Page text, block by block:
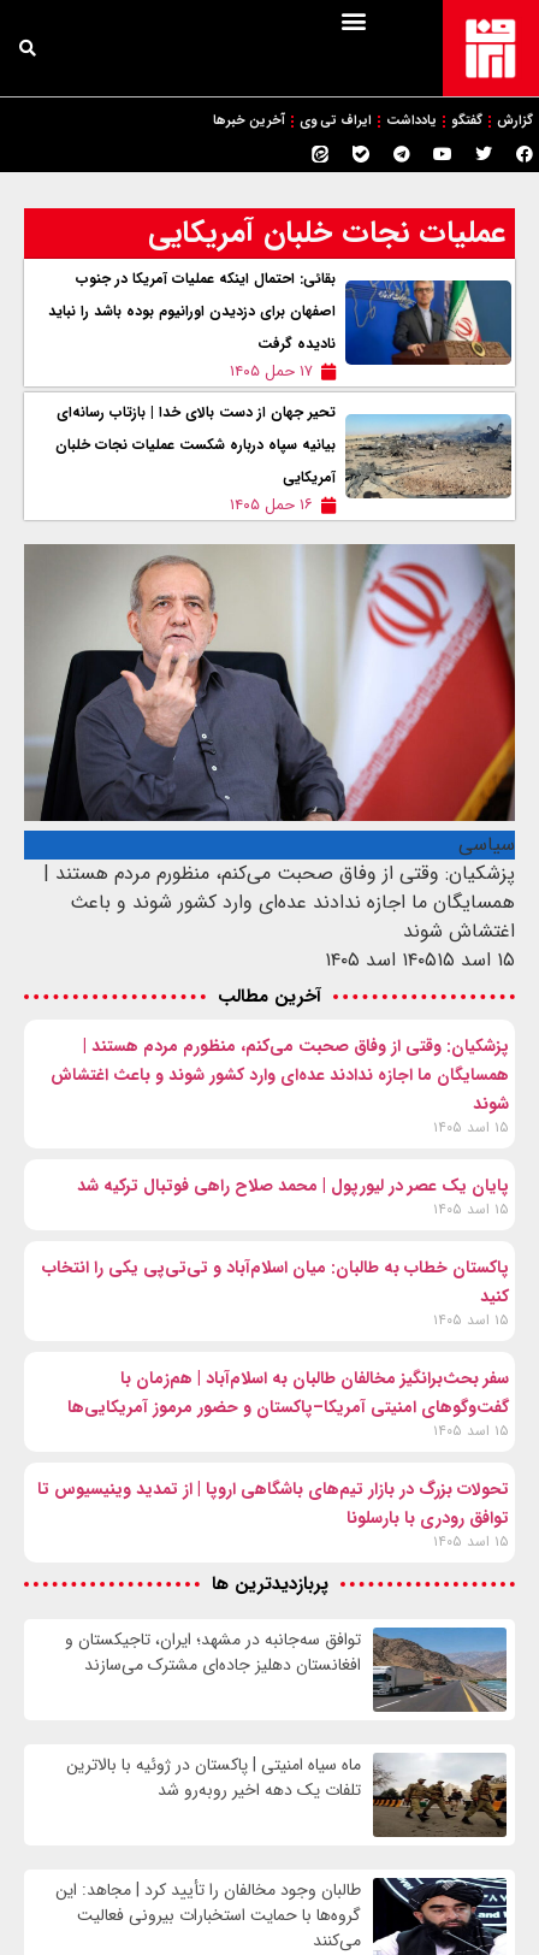
گزارش گفتگو یادداشت ایراف تی وی آخرین خبرها
عملیات نجات خلبان آمریکایی
بقائی: احتمال اینکه عملیات آمریکا در جنوب
اصفهان برای دزدیدن اورانیوم بوده باشد را نباید
نادیده گرفت
۱۷ حمل ۱۴۰۵
تحیر جهان از دست بالای خدا | بازتاب رسانه‌ای
بیانیه سپاه درباره شکست عملیات نجات خلبان
آمریکایی
۱۶ حمل ۱۴۰۵
سیاسی
پزشکیان: وقتی از وفاق صحبت می‌کنم، منظورم مردم هستند |
همسایگان ما اجازه ندادند عده‌ای وارد کشور شوند و باعث
اغتشاش شوند
۱۵ اسد ۱۴۰۵
۱۵ اسد ۱۴۰۵
آخرین مطالب
پزشکیان: وقتی از وفاق صحبت می‌کنم، منظورم مردم هستند |
همسایگان ما اجازه ندادند عده‌ای وارد کشور شوند و باعث اغتشاش
شوند
۱۵ اسد ۱۴۰۵
پایان یک عصر در لیورپول | محمد صلاح راهی فوتبال ترکیه شد
۱۵ اسد ۱۴۰۵
پاکستان خطاب به طالبان: میان اسلام‌آباد و تی‌تی‌پی یکی را انتخاب
کنید
۱۵ اسد ۱۴۰۵
سفر بحث‌برانگیز مخالفان طالبان به اسلام‌آباد | هم‌زمان با
گفت‌وگوهای امنیتی آمریکا–پاکستان و حضور مرموز آمریکایی‌ها
۱۵ اسد ۱۴۰۵
تحولات بزرگ در بازار تیم‌های باشگاهی اروپا | از تمدید وینیسیوس تا
توافق رودری با بارسلونا
۱۵ اسد ۱۴۰۵
پربازدیدترین ها
توافق سه‌جانبه در مشهد؛ ایران، تاجیکستان و
افغانستان دهلیز جاده‌ای مشترک می‌سازند
ماه سیاه امنیتی | پاکستان در ژوئیه با بالاترین
تلفات یک دهه اخیر روبه‌رو شد
طالبان وجود مخالفان را تأیید کرد | مجاهد: این
گروه‌ها با حمایت استخبارات بیرونی فعالیت
می‌کنند